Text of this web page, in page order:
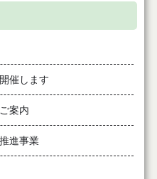
催します
案内
進事業